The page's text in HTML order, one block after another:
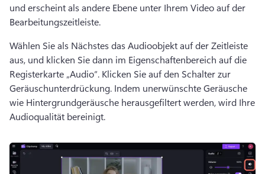
und erscheint als andere Ebene unter Ihrem Video auf der
Bearbeitungszeitleiste.
Wählen Sie als Nächstes das Audioobjekt auf der Zeitleiste
aus, und klicken Sie dann im Eigenschaftenbereich auf die
Registerkarte „Audio“. Klicken Sie auf den Schalter zur
Geräuschunterdrückung. Indem unerwünschte Geräusche
wie Hintergrundgeräusche herausgefiltert werden, wird Ihre
Audioqualität bereinigt.